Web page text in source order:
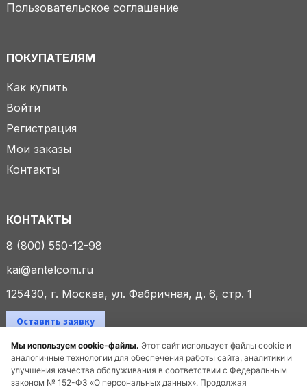
Мы используем cookie-файлы. Этот сайт использует файлы cookie и
аналогичные технологии для обеспечения работы сайта, аналитики и
улучшения качества обслуживания в соответствии с Федеральным
законом № 152-ФЗ «О персональных данных». Продолжая
Пользовательское соглашение
ПОКУПАТЕЛЯМ
Как купить
Войти
Регистрация
Мои заказы
Контакты
КОНТАКТЫ
8 (800) 550-12-98
kai@antelcom.ru
125430, г. Москва, ул. Фабричная, д. 6, стр. 1
Оставить заявку
© 2025 ООО «Антелком». Все права защищены.